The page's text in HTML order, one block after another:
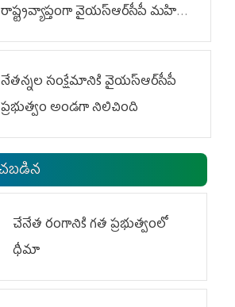
రాష్ట్రవ్యాప్తంగా వైయ‌స్ఆర్‌సీపీ మహిళా
విభాగం ఆందోళనలు
నేతన్నల సంక్షేమానికి వైయ‌స్ఆర్‌సీపీ
ప్రభుత్వం అండగా నిలిచింది
చేనేత రంగానికి గత ప్రభుత్వంలో
ధీమా